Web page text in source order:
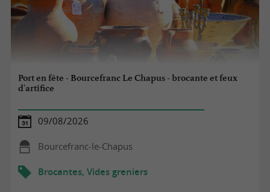
Port en fête - Bourcefranc Le Chapus - brocante et feux
d'artifice
09/08/2026
Bourcefranc-le-Chapus
Brocantes, Vides greniers